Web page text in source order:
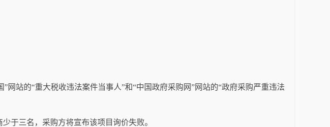
”网站的“重大税收违法案件当事人”和“中国政府采购网”网站的“政府采购严重违法
于三名，采购方将宣布该项目询价失败。